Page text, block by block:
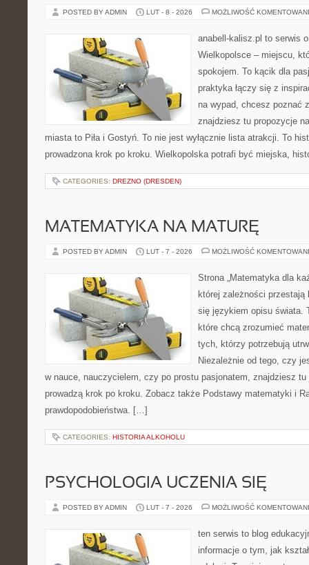
POSTED BY ADMIN LUT - 8 - 2026 MOŻLIWOŚĆ
anabell-kalisz.pl to serwis
Wielkopolsce – miejscu,
spokojem. To kącik dla
praktyka łączy się z
na wypad, chcesz poznać
znajdziesz tu propozycje
miasta to Piła i Gostyń. To nie jest wyłącznie lista atrakcji. To
prowadzona krok po kroku. Wielkopolska potrafi być miejska,
CATEGORIES: DREZNO (DRESDEN)
MATEMATYKA NA MATURĘ
POSTED BY ADMIN LUT - 7 - 2026 MOŻLIWOŚĆ
Strona „Matematyka dla
której zależności
się językiem opisu świata.
które chcą zrozumieć
tych, którzy potrzebują
Niezależnie od tego, czy
w nauce, nauczycielem, czy po prostu pasjonatem, znajdziesz
prowadzą krok po kroku. Zobacz także Podstawy matematyki i
prawdopodobieństwa. […]
CATEGORIES: HISTORIA ALKOHOLU
PSYCHOLOGIA UCZENIA SIĘ
POSTED BY ADMIN LUT - 7 - 2026 MOŻLIWOŚĆ
ten serwis to blog
informacje o tym, jak